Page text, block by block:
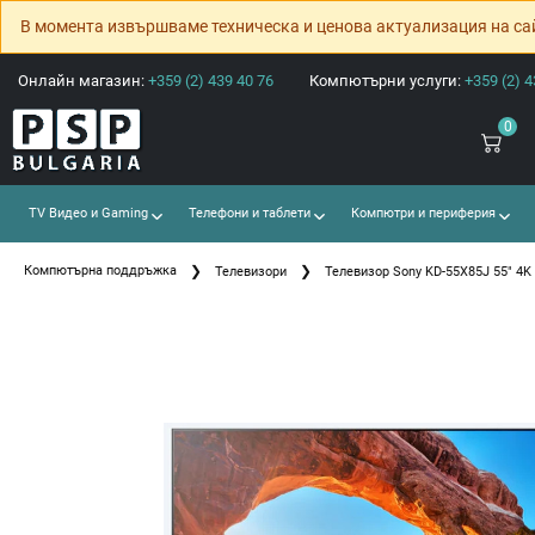
В момента извършваме техническа и ценова актуализация на
Онлайн магазин: +359 (2) 439 40 76 Компютърни услуги: +359 (2)
0
TV Видео и Gaming Телефони и таблети Компютри и периферия
Компютърна поддръжка Телевизори Телевизор Sony KD-55X85J 55" 4K